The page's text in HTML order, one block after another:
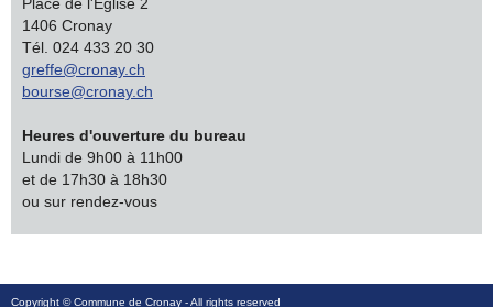
1406 Cronay
Tél. 024 433 20 30
greffe@cronay.ch
bourse@cronay.ch
Heures d'ouverture du bureau
Lundi de 9h00 à 11h00
et de 17h30 à 18h30
ou sur rendez-vous
Copyright ©Commune de Cronay - All rights reserved